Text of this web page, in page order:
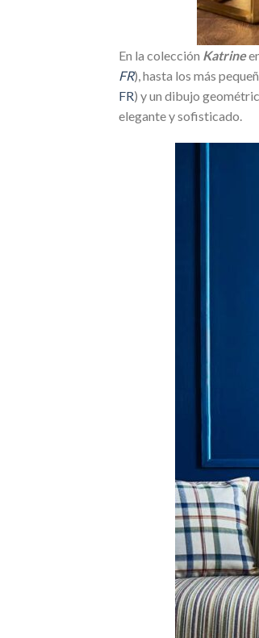
En la colección Katrine
FR), hasta los más
FR) y un dibujo
elegante y sofisticado.